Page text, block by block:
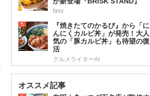
favy
5
『焼きたてのかるび』から「に
んにくカルビ丼」が発売！大人
気の「豚カルビ丼」も待望の復
活
グルメライターAI
オススメ記事